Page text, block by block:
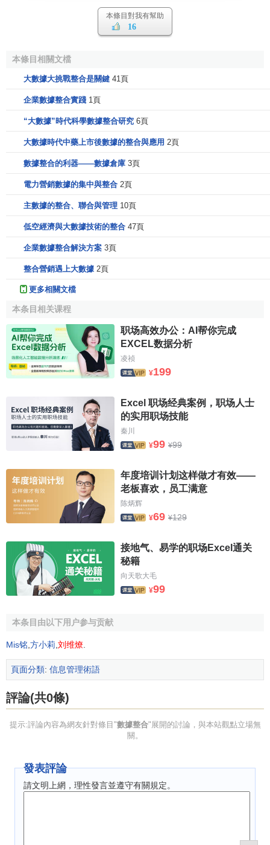
本條目對我有幫助
16
本條目相關文檔
大數據大挑戰整合是關鍵 41頁
企業數據整合實踐 1頁
“大數據”時代科學數據整合研究 6頁
大數據時代中藥上市後數據的整合與應用 2頁
數據整合的利器——數據倉庫 3頁
電力營銷數據的集中與整合 2頁
主數據的整合、聯合與管理 10頁
低空經濟與大數據技術的整合 47頁
企業數據整合解決方案 3頁
整合營銷遇上大數據 2頁
更多相關文檔
本条目相关课程
职场高效办公：AI帮你完成
EXCEL数据分析
凌祯
¥199
Excel 职场经典案例，职场人士
的实用职场技能
秦川
¥99 ¥99
年度培训计划这样做才有效——
老板喜欢，员工满意
陈炳辉
¥69 ¥129
接地气、易学的职场Excel通关
秘籍
向天歌大毛
¥99
本条目由以下用户参与贡献
Mis铭 方小莉 刘维燎
頁面分類: 信息管理術語
評論(共0條)
提示:評論內容為網友針對條目"數據整合"展開的討論，與本站觀點立場無
關。
發表評論
請文明上網，理性發言並遵守有關規定。